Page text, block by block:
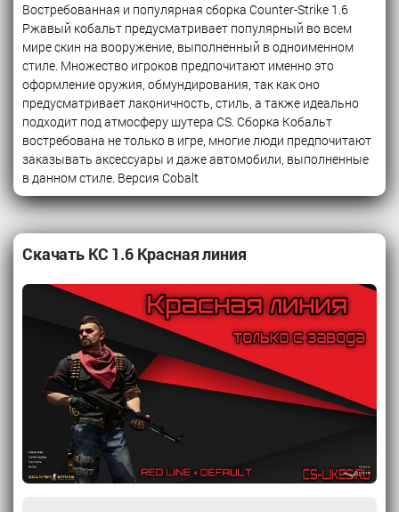
Востребованная и популярная сборка Counter-Strike 1.6
Ржавый кобальт предусматривает популярный во всем
мире скин на вооружение, выполненный в одноименном
стиле. Множество игроков предпочитают именно это
оформление оружия, обмундирования, так как оно
предусматривает лаконичность, стиль, а также идеально
подходит под атмосферу шутера CS. Сборка Кобальт
востребована не только в игре, многие люди предпочитают
заказывать аксессуары и даже автомобили, выполненные
в данном стиле. Версия Cobalt
Скачать КС 1.6 Красная линия